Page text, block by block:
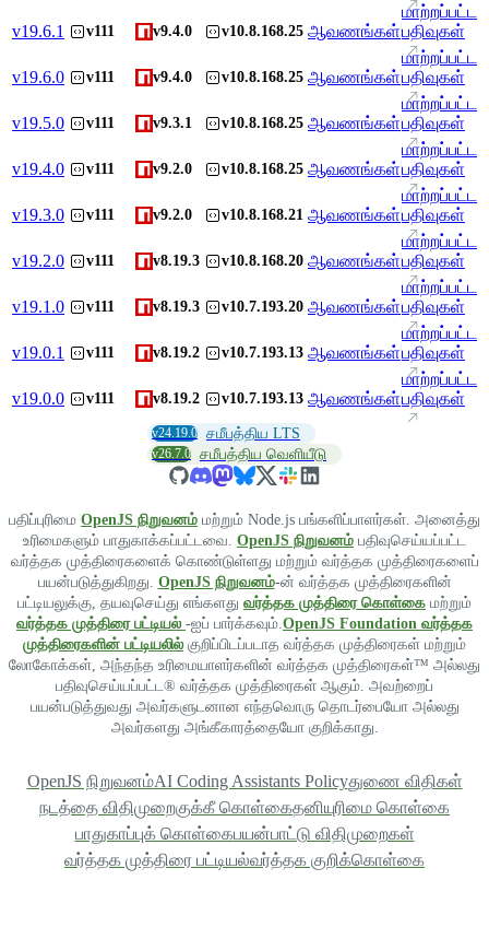
v19.6.1 v111 v9.4.0 v10.8.168.25 ஆவணங்கள்
மாற்றப்பட்ட
பதிவுகள்
v19.6.0 v111 v9.4.0 v10.8.168.25 ஆவணங்கள்
மாற்றப்பட்ட
பதிவுகள்
v19.5.0 v111 v9.3.1 v10.8.168.25 ஆவணங்கள்
மாற்றப்பட்ட
பதிவுகள்
v19.4.0 v111 v9.2.0 v10.8.168.25 ஆவணங்கள்
மாற்றப்பட்ட
பதிவுகள்
v19.3.0 v111 v9.2.0 v10.8.168.21 ஆவணங்கள்
மாற்றப்பட்ட
பதிவுகள்
v19.2.0 v111 v8.19.3 v10.8.168.20 ஆவணங்கள்
மாற்றப்பட்ட
பதிவுகள்
v19.1.0 v111 v8.19.3 v10.7.193.20 ஆவணங்கள்
மாற்றப்பட்ட
பதிவுகள்
v19.0.1 v111 v8.19.2 v10.7.193.13 ஆவணங்கள்
மாற்றப்பட்ட
பதிவுகள்
v19.0.0 v111 v8.19.2 v10.7.193.13 ஆவணங்கள்
மாற்றப்பட்ட
பதிவுகள்
v24.19.0 சமீபத்திய LTS
v26.7.0 சமீபத்திய வெளியீடு
பதிப்புரிமை OpenJS நிறுவனம் மற்றும் Node.js பங்களிப்பாளர்கள். அனைத்து
உரிமைகளும் பாதுகாக்கப்பட்டவை. OpenJS நிறுவனம் பதிவுசெய்யப்பட்ட
வர்த்தக முத்திரைகளைக் கொண்டுள்ளது மற்றும் வர்த்தக முத்திரைகளைப்
பயன்படுத்துகிறது. OpenJS நிறுவனம்-ன் வர்த்தக முத்திரைகளின்
பட்டியலுக்கு, தயவுசெய்து எங்களது வர்த்தக முத்திரை கொள்கை மற்றும்
வர்த்தக முத்திரை பட்டியல் -ஐப் பார்க்கவும். OpenJS Foundation வர்த்தக
முத்திரைகளின் பட்டியலில் குறிப்பிடப்படாத வர்த்தக முத்திரைகள் மற்றும்
லோகோக்கள், அந்தந்த உரிமையாளர்களின் வர்த்தக முத்திரைகள்™ அல்லது
பதிவுசெய்யப்பட்ட® வர்த்தக முத்திரைகள் ஆகும். அவற்றைப்
பயன்படுத்துவது அவர்களுடனான எந்தவொரு தொடர்பையோ அல்லது
அவர்களது அங்கீகாரத்தையோ குறிக்காது.
OpenJS நிறுவனம்AI Coding Assistants Policyதுணை விதிகள்
நடத்தை விதிமுறைகுக்கீ கொள்கைதனியுரிமை கொள்கை
பாதுகாப்புக் கொள்கைபயன்பாட்டு விதிமுறைகள்
வர்த்தக முத்திரை பட்டியல்வர்த்தக குறிக்கொள்கை